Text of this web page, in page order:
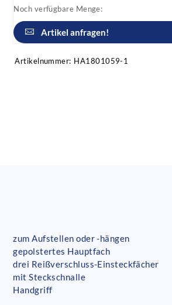
Noch verfügbare Menge:
Artikel anfragen!
Artikelnummer: HA1801059-1
zum Aufstellen oder -hängen
gepolstertes Hauptfach
drei Reißverschluss-Einsteckfächer
mit Steckschnalle
Handgriff